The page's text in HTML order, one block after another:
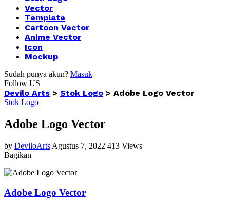
Vector
Template
Cartoon Vector
Anime Vector
Icon
Mockup
Sudah punya akun? Masuk
Follow US
Devilo Arts > Stok Logo > Adobe Logo Vector
Stok Logo
Adobe Logo Vector
by DeviloArts Agustus 7, 2022 413 Views
Bagikan
Adobe Logo Vector